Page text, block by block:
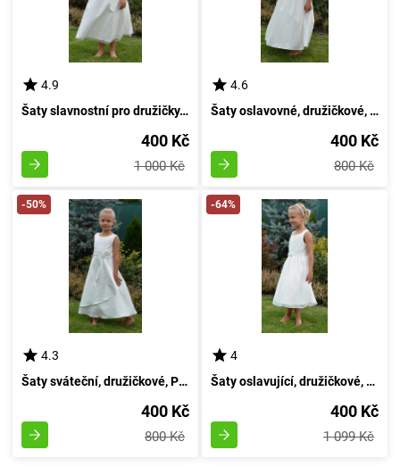
4.9
Šaty slavnostní pro družičky, Pidilidi, PD950, barva krémová - velikost 92 | pro věk 2 roky
400 Kč
1 000 Kč
4.6
Šaty oslavovné, družičkové, Pidilidi, PD952, krémové - 92 | 2 roky
400 Kč
800 Kč
-50%
4.3
Šaty sváteční, družičkové, Pidilidi, PD953, krémové - 92 | 2 léta
400 Kč
800 Kč
-64%
4
Šaty oslavující, družičkové, Pidilidi, PD954, krémové - 92 | 2 roky
400 Kč
1 099 Kč